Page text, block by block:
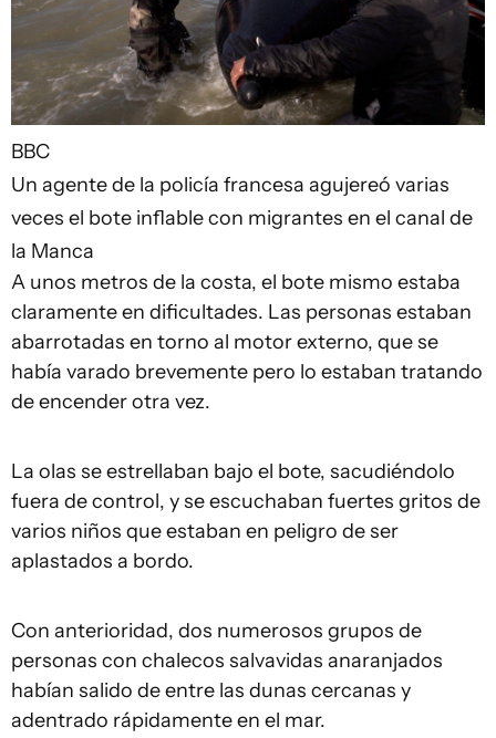
BBC
Un agente de la policía francesa agujereó varias
veces el bote inflable con migrantes en el canal de
la Manca
A unos metros de la costa, el bote mismo estaba
claramente en dificultades. Las personas estaban
abarrotadas en torno al motor externo, que se
había varado brevemente pero lo estaban tratando
de encender otra vez.
La olas se estrellaban bajo el bote, sacudiéndolo
fuera de control, y se escuchaban fuertes gritos de
varios niños que estaban en peligro de ser
aplastados a bordo.
Con anterioridad, dos numerosos grupos de
personas con chalecos salvavidas anaranjados
habían salido de entre las dunas cercanas y
adentrado rápidamente en el mar.